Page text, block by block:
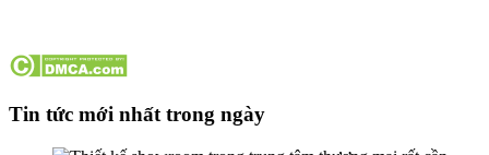
Tin tức mới nhất trong ngày